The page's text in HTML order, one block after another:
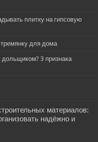
плитку на гипсовую
для дома
дольщиком? 3 признака
материалов:
надёжно и